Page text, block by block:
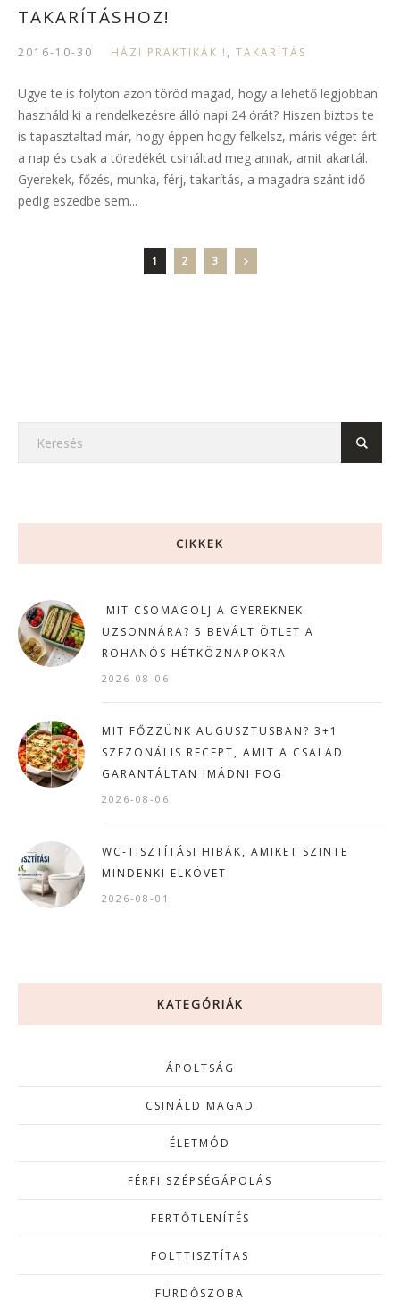
TAKARÍTÁSHOZ!
2016-10-30 HÁZI PRAKTIKÁK ! , TAKARÍTÁS
Ugye te is folyton azon töröd magad, hogy a lehető legjobban
használd ki a rendelkezésre álló napi 24 órát? Hiszen biztos te
is tapasztaltad már, hogy éppen hogy felkelsz, máris véget ért
a nap és csak a töredékét csináltad meg annak, amit akartál.
Gyerekek, főzés, munka, férj, takarítás, a magadra szánt idő
pedig eszedbe sem...
1 2 3
CIKKEK
MIT CSOMAGOLJ A GYEREKNEK
UZSONNÁRA? 5 BEVÁLT ÖTLET A
ROHANÓS HÉTKÖZNAPOKRA
2026-08-06
MIT FŐZZÜNK AUGUSZTUSBAN? 3+1
SZEZONÁLIS RECEPT, AMIT A CSALÁD
GARANTÁLTAN IMÁDNI FOG
2026-08-06
WC-TISZTÍTÁSI HIBÁK, AMIKET SZINTE
MINDENKI ELKÖVET
2026-08-01
KATEGÓRIÁK
ÁPOLTSÁG
CSINÁLD MAGAD
ÉLETMÓD
FÉRFI SZÉPSÉGÁPOLÁS
FERTŐTLENÍTÉS
FOLTTISZTÍTAS
FÜRDŐSZOBA